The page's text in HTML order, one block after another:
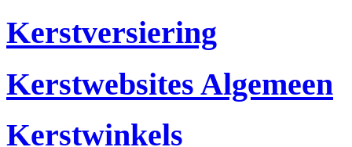
Kerstversiering
Kerstwebsites Algemeen
Kerstwinkels